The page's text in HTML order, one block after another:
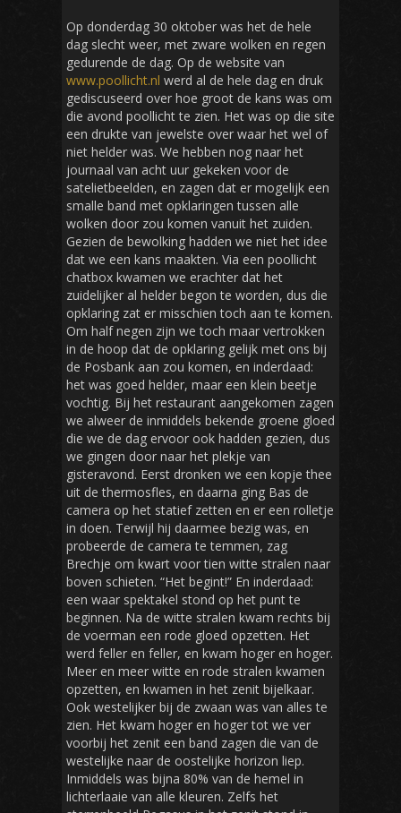
Op donderdag 30 oktober was het de hele
dag slecht weer, met zware wolken en regen
gedurende de dag. Op de website van
www.poollicht.nl werd al de hele dag en druk
gediscuseerd over hoe groot de kans was om
die avond poollicht te zien. Het was op die site
een drukte van jewelste over waar het wel of
niet helder was. We hebben nog naar het
journaal van acht uur gekeken voor de
satelietbeelden, en zagen dat er mogelijk een
smalle band met opklaringen tussen alle
wolken door zou komen vanuit het zuiden.
Gezien de bewolking hadden we niet het idee
dat we een kans maakten. Via een poollicht
chatbox kwamen we erachter dat het
zuidelijker al helder begon te worden, dus die
opklaring zat er misschien toch aan te komen.
Om half negen zijn we toch maar vertrokken
in de hoop dat de opklaring gelijk met ons bij
de Posbank aan zou komen, en inderdaad:
het was goed helder, maar een klein beetje
vochtig. Bij het restaurant aangekomen zagen
we alweer de inmiddels bekende groene gloed
die we de dag ervoor ook hadden gezien, dus
we gingen door naar het plekje van
gisteravond. Eerst dronken we een kopje thee
uit de thermosfles, en daarna ging Bas de
camera op het statief zetten en er een rolletje
in doen. Terwijl hij daarmee bezig was, en
probeerde de camera te temmen, zag
Brechje om kwart voor tien witte stralen naar
boven schieten. “Het begint!” En inderdaad:
een waar spektakel stond op het punt te
beginnen. Na de witte stralen kwam rechts bij
de voerman een rode gloed opzetten. Het
werd feller en feller, en kwam hoger en hoger.
Meer en meer witte en rode stralen kwamen
opzetten, en kwamen in het zenit bijelkaar.
Ook westelijker bij de zwaan was van alles te
zien. Het kwam hoger en hoger tot we ver
voorbij het zenit een band zagen die van de
westelijke naar de oostelijke horizon liep.
Inmiddels was bijna 80% van de hemel in
lichterlaaie van alle kleuren. Zelfs het